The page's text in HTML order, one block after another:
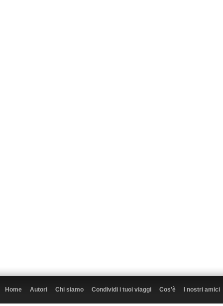
Home Autori Chi siamo Condividi i tuoi viaggi Cos’è I nostri amici